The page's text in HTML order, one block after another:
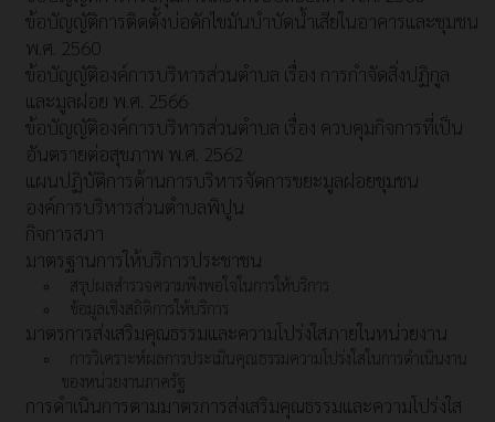
ข้อบัญญัติการติดตั้งบ่อดักไขมันบำบัดน้ำเสียในอาคารและชุมชน
พ.ศ. 2560
ข้อบัญญัติองค์การบริหารส่วนตำบล เรื่อง การกำจัดสิ่งปฏิกูล
และมูลฝอย พ.ศ. 2566
ข้อบัญญัติองค์การบริหารส่วนตำบล เรื่อง ควบคุมกิจการที่เป็น
อันตรายต่อสุขภาพ พ.ศ. 2562
แผนปฏิบัติการด้านการบริหารจัดการขยะมูลฝอยชุมชน
องค์การบริหารส่วนตำบลพิปูน
กิจการสภา
มาตรฐานการให้บริการประชาชน
สรุปผลสำรวจความพึงพอใจในการให้บริการ
ข้อมูลเชิงสถิติการให้บริการ
มาตรการส่งเสริมคุณธรรมและความโปร่งใสภายในหน่วยงาน
การวิเคราะห์ผลการประเมินคุณธรรมความโปร่งใสในการดำเนินงาน
ของหน่วยงานภาครัฐ
การดำเนินการตามมาตรการส่งเสริมคุณธรรมและความโปร่งใส